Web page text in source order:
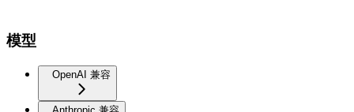
模型
OpenAI 兼容